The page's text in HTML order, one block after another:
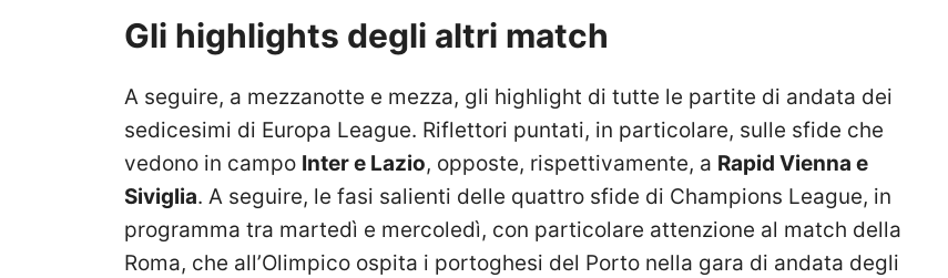
Gli highlights degli altri match
A seguire, a mezzanotte e mezza, gli highlight di tutte le partite di andata dei
sedicesimi di Europa League. Riflettori puntati, in particolare, sulle sfide che
vedono in campo Inter e Lazio, opposte, rispettivamente, a Rapid Vienna e
Siviglia. A seguire, le fasi salienti delle quattro sfide di Champions League, in
programma tra martedì e mercoledì, con particolare attenzione al match della
Roma, che all’Olimpico ospita i portoghesi del Porto nella gara di andata degli